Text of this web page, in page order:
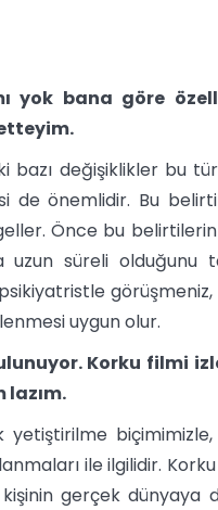
yok bana göre
bazı değişiklikler bu
de önemlidir. Bu
Önce bu
uzun süreli olduğunu
uygun olur.
Korku filmi
ile ilgilidir.
gerçek dünyaya